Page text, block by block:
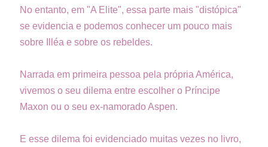
No entanto, em "A Elite", essa parte mais "distópica"
se evidencia e podemos conhecer um pouco mais
sobre Illéa e sobre os rebeldes.
Narrada em primeira pessoa pela própria América,
vivemos o seu dilema entre escolher o Príncipe
Maxon ou o seu ex-namorado Aspen.
E esse dilema foi evidenciado muitas vezes no livro,